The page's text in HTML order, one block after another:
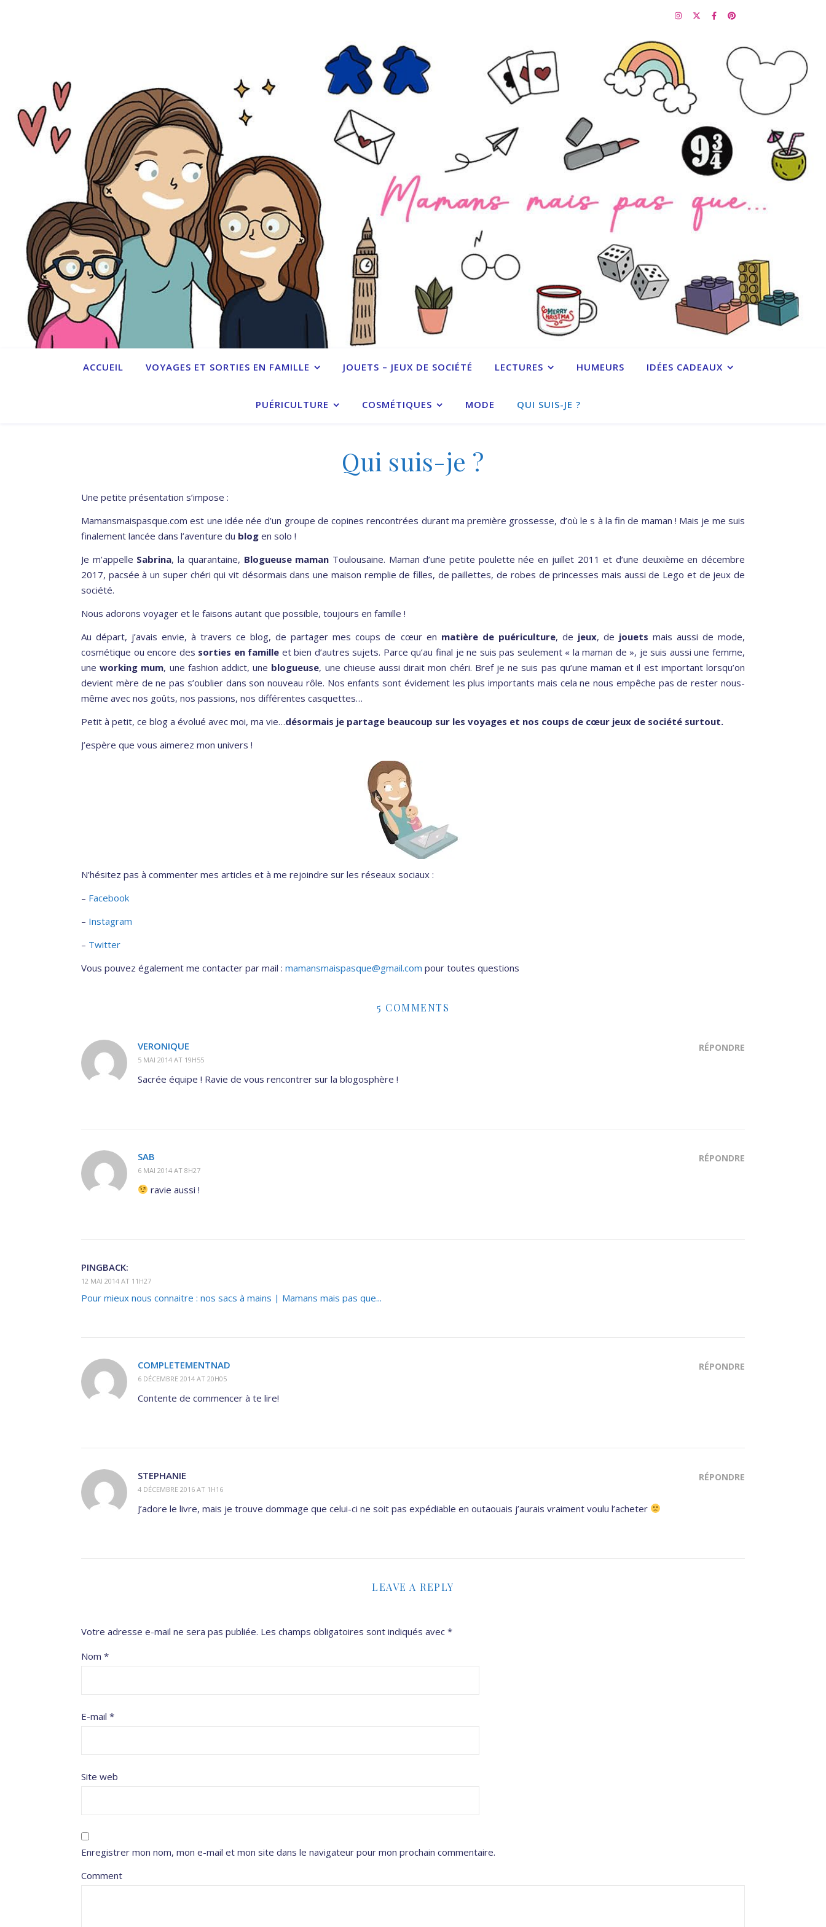
ACCUEIL VOYAGES ET SORTIES EN FAMILLE JOUETS – JEUX DE SOCIÉTÉ LECTURES HUMEURS IDÉES CADEAUX
PUÉRICULTURE COSMÉTIQUES MODE QUI SUIS-JE ?
Qui suis-je ?
Une petite présentation s’impose :
Mamansmaispasque.com est une idée née d’un groupe de copines rencontrées durant ma première grossesse, d’où le s à la fin de maman ! Mais je me suis
finalement lancée dans l’aventure du blog en solo !
Je m’appelle Sabrina, la quarantaine, Blogueuse maman Toulousaine. Maman d’une petite poulette née en juillet 2011 et d’une deuxième en décembre
2017, pacsée à un super chéri qui vit désormais dans une maison remplie de filles, de paillettes, de robes de princesses mais aussi de Lego et de jeux de
société.
Nous adorons voyager et le faisons autant que possible, toujours en famille !
Au départ, j’avais envie, à travers ce blog, de partager mes coups de cœur en matière de puériculture, de jeux, de jouets mais aussi de mode,
cosmétique ou encore des sorties en famille et bien d’autres sujets. Parce qu’au final je ne suis pas seulement « la maman de », je suis aussi une femme,
uneworking mum, une fashion addict, une blogueuse, une chieuse aussi dirait mon chéri. Bref je ne suis pas qu’une maman et il est important lorsqu’on
devient mère de ne pas s’oublier dans son nouveau rôle. Nos enfants sont évidement les plus importants mais cela ne nous empêche pas de rester nous-
même avec nos goûts, nos passions, nos différentes casquettes…
Petit à petit, ce blog a évolué avec moi, ma vie…désormais je partage beaucoup sur les voyages et nos coups de cœur jeux de société surtout.
J’espère que vous aimerez mon univers !
N’hésitez pas à commenter mes articles et à me rejoindre sur les réseaux sociaux :
– Facebook
– Instagram
– Twitter
Vous pouvez également me contacter par mail : mamansmaispasque@gmail.com pour toutes questions
5 COMMENTS
VERONIQUE
5 MAI 2014 AT 19H55
RÉPONDRE
Sacrée équipe ! Ravie de vous rencontrer sur la blogosphère !
SAB
6 MAI 2014 AT 8H27
RÉPONDRE
ravie aussi !
PINGBACK:
12 MAI 2014 AT 11H27
Pour mieux nous connaitre : nos sacs à mains | Mamans mais pas que...
COMPLETEMENTNAD
6 DÉCEMBRE 2014 AT 20H05
RÉPONDRE
Contente de commencer à te lire!
STEPHANIE
4 DÉCEMBRE 2016 AT 1H16
RÉPONDRE
J’adore le livre, mais je trouve dommage que celui-ci ne soit pas expédiable en outaouais j’aurais vraiment voulu l’acheter
LEAVE A REPLY
Votre adresse e-mail ne sera pas publiée. Les champs obligatoires sont indiqués avec *
Nom *
E-mail *
Site web
Enregistrer mon nom, mon e-mail et mon site dans le navigateur pour mon prochain commentaire.
Comment